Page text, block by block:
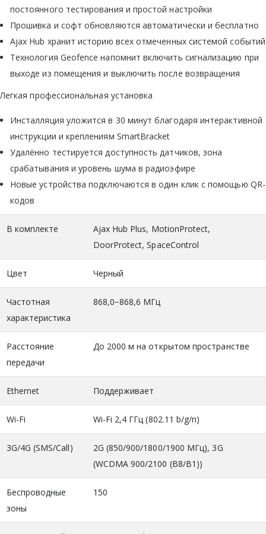
постоянного тестирования и простой настройки
Прошивка и софт обновляются автоматически и бесплатно
Ajax Hub хранит историю всех отмеченных системой событий
Технология Geofence напомнит включить сигнализацию при
выходе из помещения и выключить после возвращения
Легкая профессиональная установка
Инсталляция уложится в 30 минут благодаря интерактивной
инструкции и креплениям SmartBracket
Удалённо тестируется доступность датчиков, зона
срабатывания и уровень шума в радиоэфире
Новые устройства подключаются в один клик с помощью QR-
кодов
В комплекте
Ajax Hub Plus, MotionProtect,
DoorProtect, SpaceControl
Цвет Черный
Частотная
характеристика
868,0−868,6 МГц
Расстояние
передачи
До 2000 м на открытом пространстве
Ethernet Поддерживает
Wi-Fi Wi-Fi 2,4 ГГц (802.11 b/g/n)
3G/4G (SMS/Call)
2G (850/900/1800/1900 МГц), 3G
(WCDMA 900/2100 (B8/B1))
Беспроводные
зоны
150